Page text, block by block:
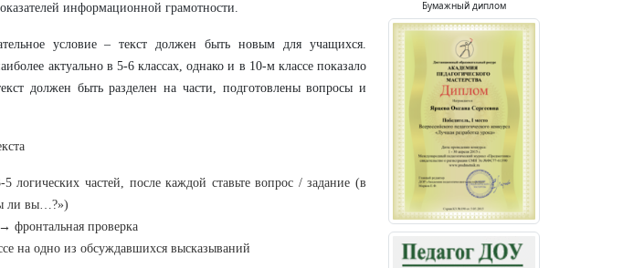
информационной грамотности.
условие – текст должен быть новым для учащихся.
актуально в 5-6 классах, однако и в 10-м классе показало
должен быть разделен на части, подготовлены вопросы и
5 логических частей, после каждой ставьте вопрос / задание (в
ли вы…?»)
фрoнтальная проверка
на одно из обсуждавшихся высказываний
Бумажный диплом